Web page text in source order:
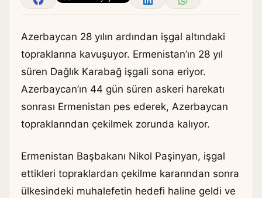
Azerbaycan 28 yılın ardından işgal altındaki
topraklarına kavuşuyor. Ermenistan’ın 28 yıl
süren Dağlık Karabağ işgali sona eriyor.
Azerbaycan’ın 44 gün süren askeri harekatı
sonrası Ermenistan pes ederek, Azerbaycan
topraklarından çekilmek zorunda kalıyor.
Ermenistan Başbakanı Nikol Paşinyan, işgal
ettikleri topraklardan çekilme kararından sonra
ülkesindeki muhalefetin hedefi haline geldi ve